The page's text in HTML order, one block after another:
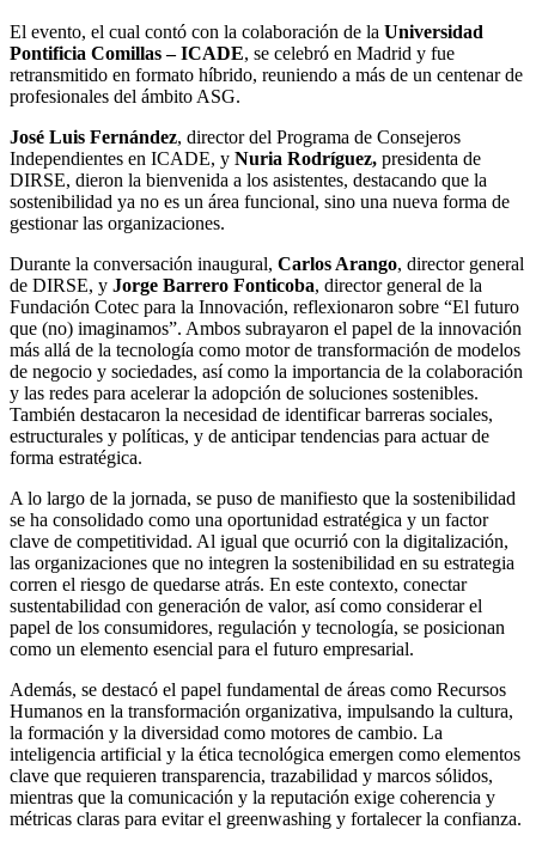
El evento, el cual contó con la colaboración de la Universidad
Pontificia Comillas – ICADE, se celebró en Madrid y fue
retransmitido en formato híbrido, reuniendo a más de un centenar de
profesionales del ámbito ASG.
José Luis Fernández, director del Programa de Consejeros
Independientes en ICADE, y Nuria Rodríguez, presidenta de
DIRSE, dieron la bienvenida a los asistentes, destacando que la
sostenibilidad ya no es un área funcional, sino una nueva forma de
gestionar las organizaciones.
Durante la conversación inaugural, Carlos Arango, director general
de DIRSE, y Jorge Barrero Fonticoba, director general de la
Fundación Cotec para la Innovación, reflexionaron sobre “El futuro
que (no) imaginamos”. Ambos subrayaron el papel de la innovación
más allá de la tecnología como motor de transformación de modelos
de negocio y sociedades, así como la importancia de la colaboración
y las redes para acelerar la adopción de soluciones sostenibles.
También destacaron la necesidad de identificar barreras sociales,
estructurales y políticas, y de anticipar tendencias para actuar de
forma estratégica.
A lo largo de la jornada, se puso de manifiesto que la sostenibilidad
se ha consolidado como una oportunidad estratégica y un factor
clave de competitividad. Al igual que ocurrió con la digitalización,
las organizaciones que no integren la sostenibilidad en su estrategia
corren el riesgo de quedarse atrás. En este contexto, conectar
sustentabilidad con generación de valor, así como considerar el
papel de los consumidores, regulación y tecnología, se posicionan
como un elemento esencial para el futuro empresarial.
Además, se destacó el papel fundamental de áreas como Recursos
Humanos en la transformación organizativa, impulsando la cultura,
la formación y la diversidad como motores de cambio. La
inteligencia artificial y la ética tecnológica emergen como elementos
clave que requieren transparencia, trazabilidad y marcos sólidos,
mientras que la comunicación y la reputación exige coherencia y
métricas claras para evitar el greenwashing y fortalecer la confianza.